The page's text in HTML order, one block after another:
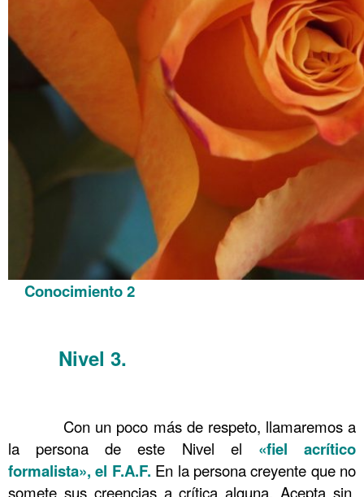
Conocimiento 2
Nivel 3.
Con un poco más de respeto, llamaremos a
la persona de este Nivel el «fiel acrítico
formalista», el F.A.F. En la persona creyente que no
somete sus creencias a crítica alguna. Acepta sin